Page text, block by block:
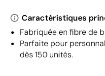
Caractéristiques
Fabriquée en fibre de
Parfaite pour
dès 150 unités.